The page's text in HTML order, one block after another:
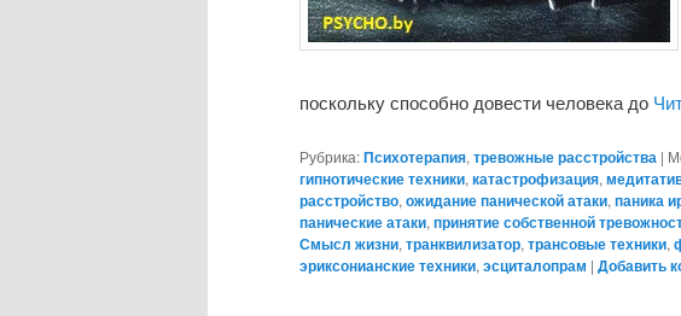
поскольку способно довести человека до
Рубрика:Психотерапия, тревожные расстройства |
гипнотические техники, катастрофизация,
расстройство, ожидание панической атаки, паника
панические атаки, принятие собственной
Смысл жизни, транквилизатор, трансовые техники,
эриксонианские техники, эсциталопрам | Добавить